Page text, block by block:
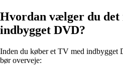
Hvordan vælger du det
indbygget DVD?
Inden du køber et TV med indbygget
bør overveje: